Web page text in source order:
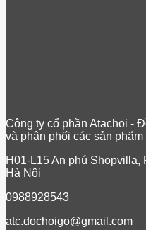
Công ty cổ phần Atachoi -
và phân phối các sản
H01-L15 An phú Shopvilla,
Hà Nội
0988928543
atc.dochoigo@gmail.com